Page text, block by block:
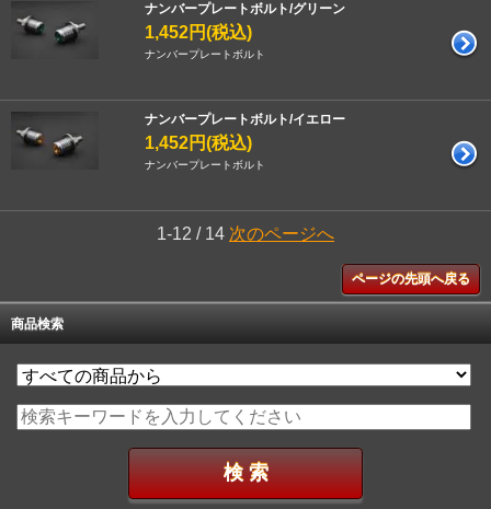
ナンバープレートボルト/グリーン
1,452円(税込)
ナンバープレートボルト
ナンバープレートボルト/イエロー
1,452円(税込)
ナンバープレートボルト
1-12 / 14 次のページへ
ページの先頭へ戻る
商品検索